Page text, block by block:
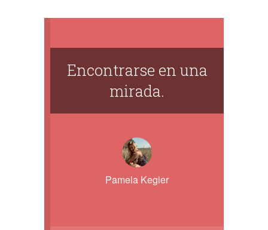
Encontrarse en una
mirada.
Pamela Kegler